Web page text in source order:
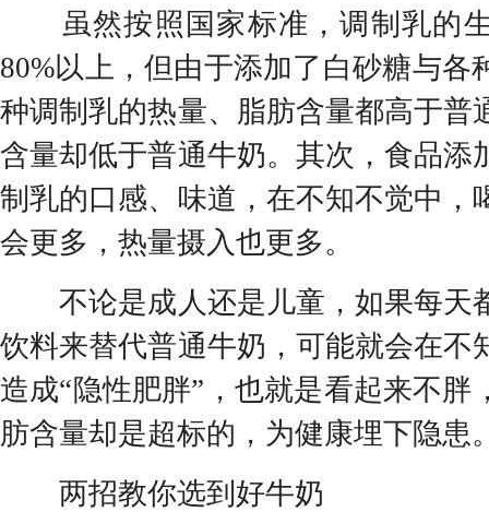
虽然按照国家标准，调制乳的
80%以上，但由于添加了白砂糖与各
种调制乳的热量、脂肪含量都高于普
含量却低于普通牛奶。其次，食品添
制乳的口感、味道，在不知不觉中，
会更多，热量摄入也更多。
不论是成人还是儿童，如果每天
饮料来替代普通牛奶，可能就会在不
造成“隐性肥胖”，也就是看起来不胖
肪含量却是超标的，为健康埋下隐患
两招教你选到好牛奶